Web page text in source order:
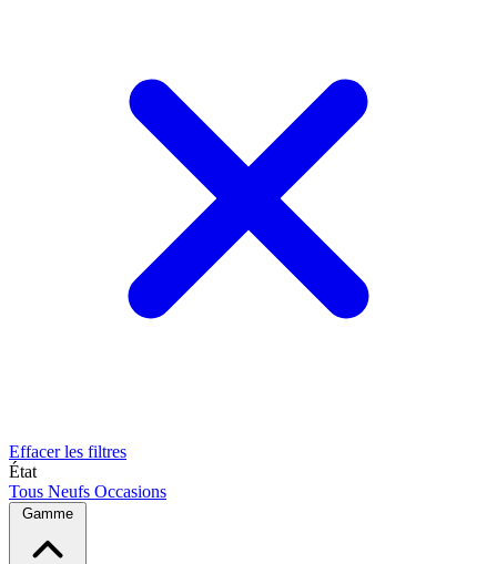
Effacer les filtres
État
Tous Neufs Occasions
Gamme